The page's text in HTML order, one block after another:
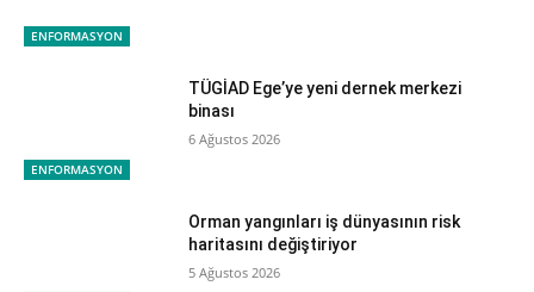
ENFORMASYON
ENFORMASYON
TÜGİAD Ege’ye yeni dernek merkezi
binası
6 Ağustos 2026
Orman yangınları iş dünyasının risk
haritasını değiştiriyor
5 Ağustos 2026